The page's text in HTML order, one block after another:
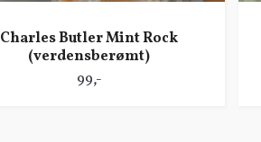
Charles Butler Mint Rock
(verdensberømt)
99,-